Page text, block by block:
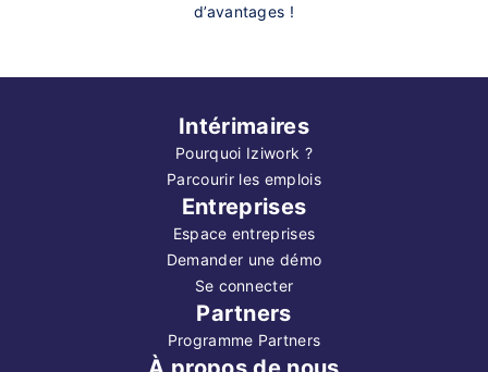
d’avantages !
Intérimaires
Pourquoi Iziwork ?
Parcourir les emplois
Entreprises
Espace entreprises
Demander une démo
Se connecter
Partners
Programme Partners